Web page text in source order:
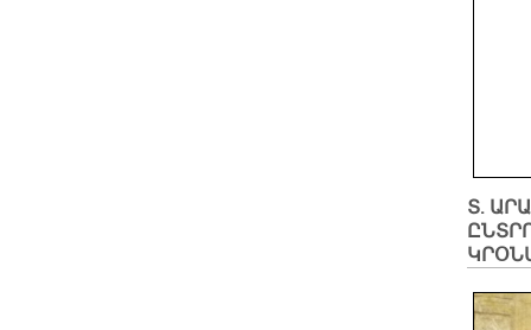
Տ.